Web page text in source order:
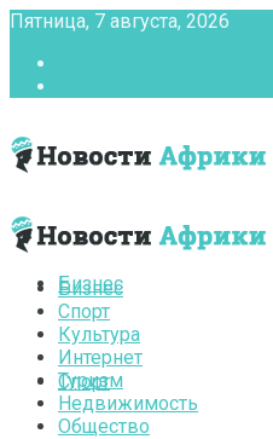
Пятница, 7 августа, 2026
Бизнес
Спорт
Бизнес
Спорт
Культура
Интернет
Туризм
Недвижимость
Общество